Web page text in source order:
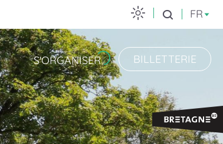
Recherche
FR
BILLETTERIE
S'ORGANISER